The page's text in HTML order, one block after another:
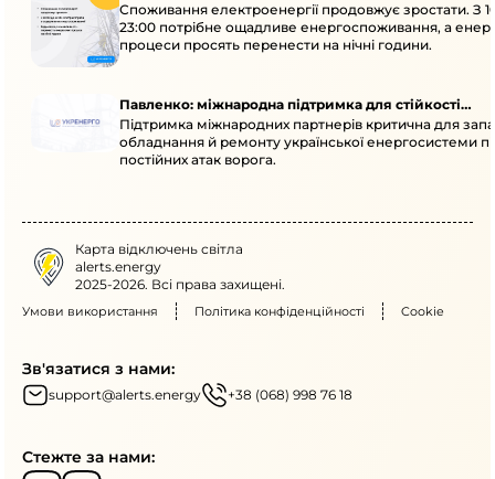
Споживання електроенергії продовжує зростати. З
23:00 потрібне ощадливе енергоспоживання, а
процеси просять перенести на нічні години.
Павленко: міжнародна підтримка для стійкості
енергосистеми
Підтримка міжнародних партнерів критична для
обладнання й ремонту української енергосистеми
постійних атак ворога.
Карта відключень світла
alerts.energy
2025-2026. Всі права захищені.
Умови використання Політика конфіденційності Cookie
Зв'язатися з нами:
support@alerts.energy +38 (068) 998 76 18
Стежте за нами: